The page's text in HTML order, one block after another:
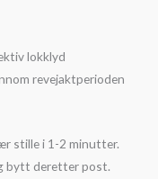
lokklyd
revejaktperioden
stille i 1-2 minutter.
bytt deretter post.